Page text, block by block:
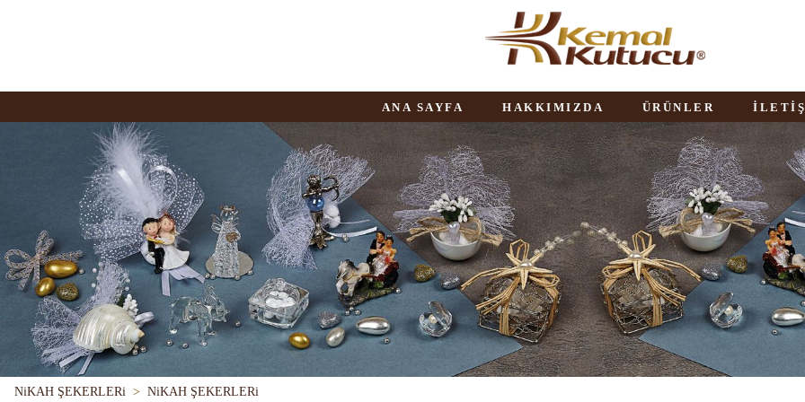
ANA SAYFA HAKKIMIZDA ÜRÜNLER
NiKAH ŞEKERLERi > NiKAH ŞEKERLERi